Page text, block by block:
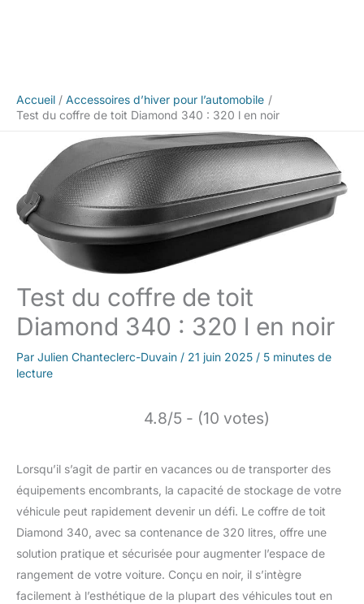
Accueil
Accessoires d’hiver pour l’automobile
Test du coffre de toit Diamond 340 : 320 l en noir
Test du coffre de toit
Diamond 340 : 320 l en noir
Par Julien Chanteclerc-Duvain / 21 juin 2025 / 5 minutes de
lecture
4.8/5 - (10 votes)
Lorsqu’il s’agit de partir en vacances ou de transporter des
équipements encombrants, la capacité de stockage de votre
véhicule peut rapidement devenir un défi. Le coffre de toit
Diamond 340, avec sa contenance de 320 litres, offre une
solution pratique et sécurisée pour augmenter l’espace de
rangement de votre voiture. Conçu en noir, il s’intègre
facilement à l’esthétique de la plupart des véhicules tout en